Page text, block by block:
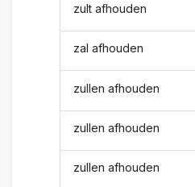
zult afhouden
zal afhouden
zullen afhouden
zullen afhouden
zullen afhouden